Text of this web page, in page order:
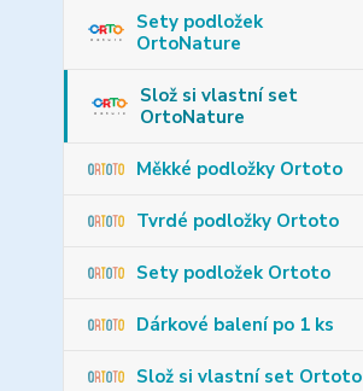
Sety podložek
OrtoNature
Slož si vlastní set
OrtoNature
Měkké podložky Ortoto
Tvrdé podložky Ortoto
Sety podložek Ortoto
Dárkové balení po 1 ks
Slož si vlastní set Ortoto